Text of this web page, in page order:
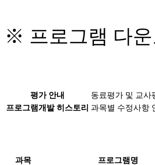
※ 프로그램 다
평가 안내
동료평가 및 교사
프로그램개발 히스토리 과목별 수정사항
과목 프로그램명